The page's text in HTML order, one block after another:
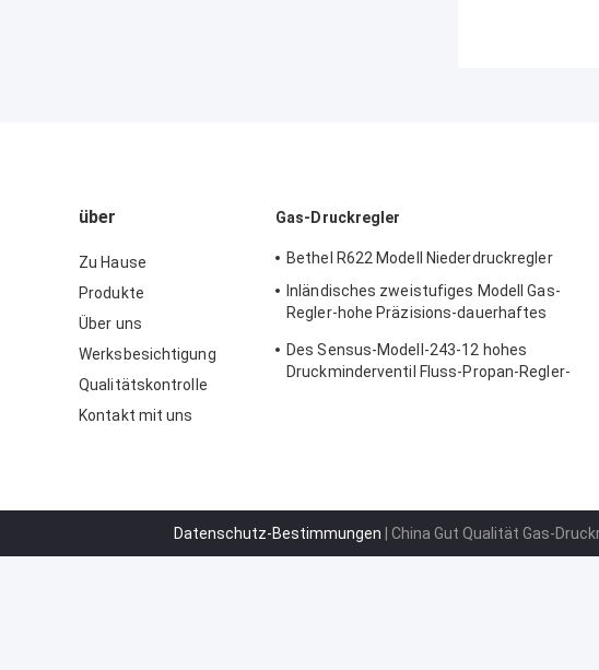
über
Zu Hause
Produkte
Über uns
Werksbesichtigung
Qualitätskontrolle
Kontakt mit uns
Gas-Druckregler
Bethel R622 Modell Niederdruckregler
Inländisches zweistufiges Modell Gas-
Regler-hohe Präzisions-dauerhaftes
Des Sensus-Modell-243-12 hohes
Druckminderventil Fluss-Propan-Regler-
Datenschutz-Bestimmungen | China Gut Qualität Gas-